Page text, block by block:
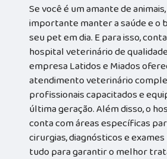
Se você é um amante de
importante manter a saúde e o
seu pet em dia. E para isso,
hospital veterinário de
empresa Latidos e Miados
atendimento veterinário
profissionais capacitados e
última geração. Além disso, o
conta com áreas específicas
cirurgias, diagnósticos e
tudo para garantir o melhor